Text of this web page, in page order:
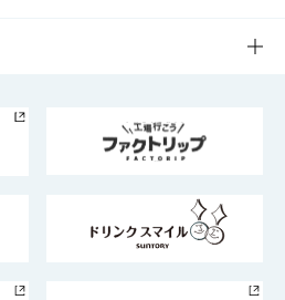
大阪
ステナビリティ経営